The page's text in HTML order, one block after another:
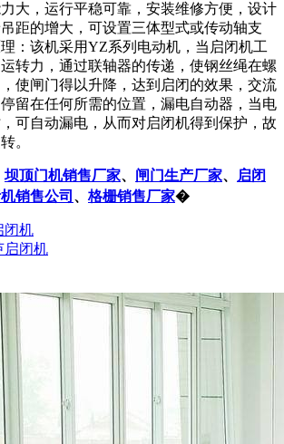
大，运行平稳可靠，安装维修方便，设计
距的增大，可设置三体型式或传动轴支
：该机采用YZ系列电动机，当启闭机工
转力，通过联轴器的传递，使钢丝绳在螺
使闸门得以升降，达到启闭的效果，交流
留在任何所需的位置，漏电自动器，当电
可自动漏电，从而对启闭机得到保护，故
。
坝顶门机销售厂家、 闸门生产厂家、
启闭
销售公司 、 格栅销售厂家�
闭机
启闭机